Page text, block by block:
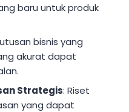
baru untuk produk
bisnis yang
akurat dapat
Strategis: Riset
yang dapat